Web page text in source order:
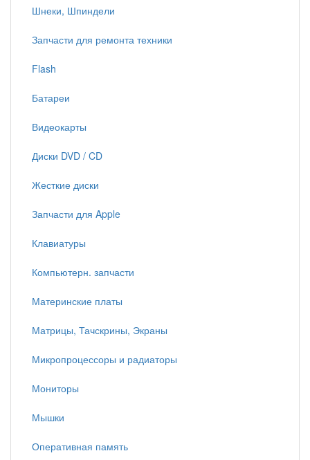
Шнеки, Шпиндели
Запчасти для ремонта техники
Flash
Батареи
Видеокарты
Диски DVD / CD
Жесткие диски
Запчасти для Apple
Клавиатуры
Компьютерн. запчасти
Материнские платы
Матрицы, Тачскрины, Экраны
Микропроцессоры и радиаторы
Мониторы
Мышки
Оперативная память